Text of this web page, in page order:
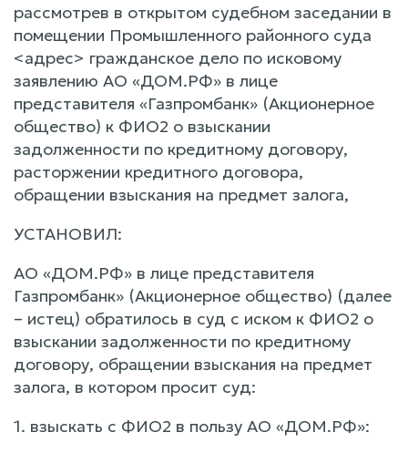
рассмотрев в открытом судебном заседании в
помещении Промышленного районного суда
<адрес> гражданское дело по исковому
заявлению АО «ДОМ.РФ» в лице
представителя «Газпромбанк» (Акционерное
общество) к ФИО2 о взыскании
задолженности по кредитному договору,
расторжении кредитного договора,
обращении взыскания на предмет залога,
УСТАНОВИЛ:
АО «ДОМ.РФ» в лице представителя
Газпромбанк» (Акционерное общество) (далее
– истец) обратилось в суд с иском к ФИО2 о
взыскании задолженности по кредитному
договору, обращении взыскания на предмет
залога, в котором просит суд:
1. взыскать с ФИО2 в пользу АО «ДОМ.РФ»: